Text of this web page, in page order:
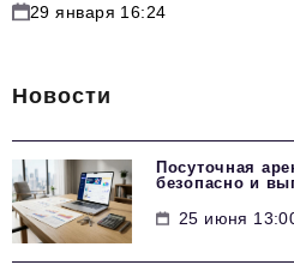
29 января 16:24
Новости
Посуточная
безопасно и
25 июня